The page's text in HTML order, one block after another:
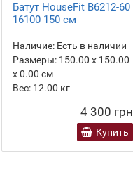
Батут HouseFit B6212-60
16100 150 см
Наличие: Есть в наличии
Размеры: 150.00 х 150.00
х 0.00 см
Вес: 12.00 кг
4 300 грн
Купить